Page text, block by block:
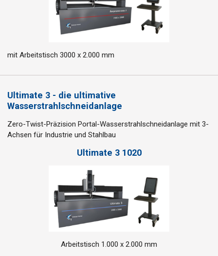
mit Arbeitstisch 3000 x 2.000 mm
Ultimate 3 - die ultimative
Wasserstrahlschneidanlage
Zero-Twist-Präzision Portal-Wasserstrahlschneidanlage mit 3-
Achsen für Industrie und Stahlbau
Ultimate 3 1020
Arbeitstisch 1.000 x 2.000 mm